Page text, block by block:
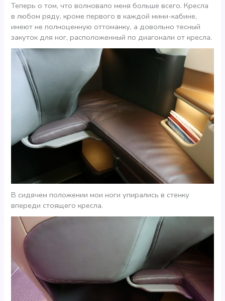
Теперь о том, что волновало меня больше всего. Кресла
в любом ряду, кроме первого в каждой мини-кабине,
имеют не полноценную оттоманку, а довольно тесный
закуток для ног, расположенный по диагонали от кресла.
В сидячем положении мои ноги упирались в стенку
впереди стоящего кресла.